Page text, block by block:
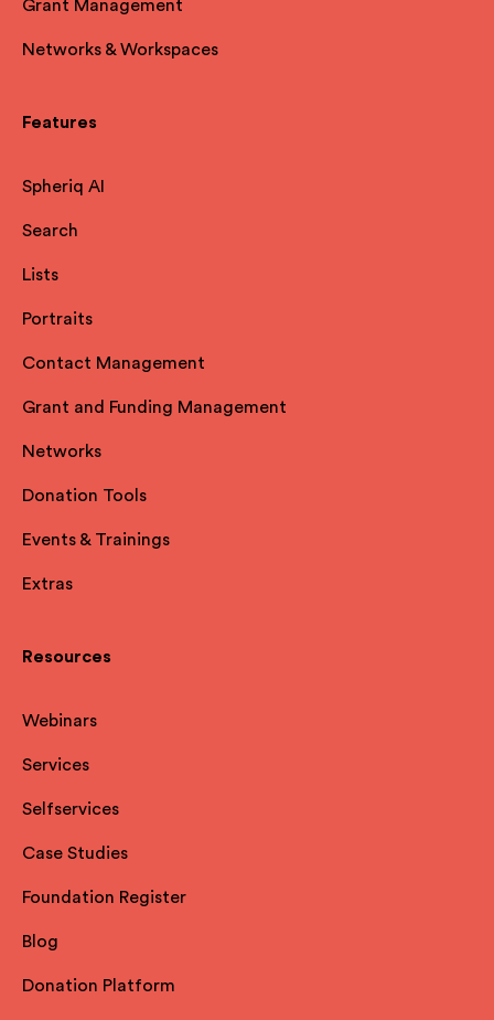
Grant Management
Networks & Workspaces
Features
Spheriq AI
Search
Lists
Portraits
Contact Management
Grant and Funding Management
Networks
Donation Tools
Events & Trainings
Extras
Resources
Webinars
Services
Selfservices
Case Studies
Foundation Register
Blog
Donation Platform